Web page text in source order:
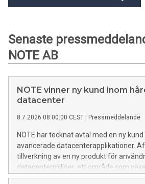
Senaste
NOTE AB
NOTE vinner ny kund inom
datacenter
8.7.2026 08:00:00 CEST Pressmeddelande
NOTE har tecknat avtal med en ny
avancerade datacenterapplikationer.
tillverkning av en ny produkt för
datacentermiljöer, ett område som
den ökande utbyggnaden av AI-